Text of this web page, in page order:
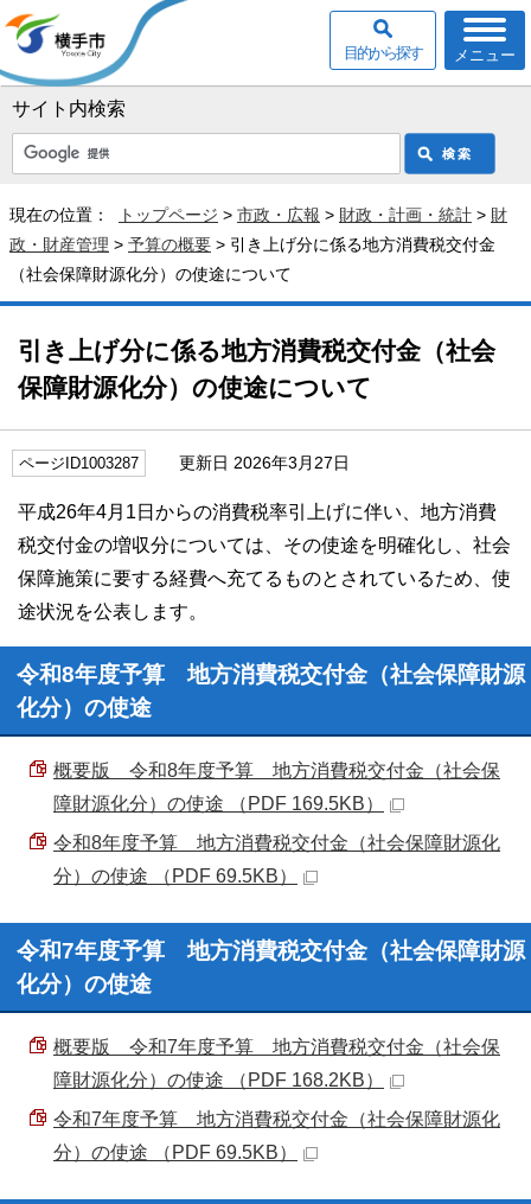
サイト内検索
メニュー
目的から探す
現在の位置： トップページ > 市政・広報 > 財政・計画・統計 > 財
政・財産管理 > 予算の概要 > 引き上げ分に係る地方消費税交付金
（社会保障財源化分）の使途について
引き上げ分に係る地方消費税交付金（社会
保障財源化分）の使途について
ページID1003287 更新日 2026年3月27日
平成26年4月1日からの消費税率引上げに伴い、地方消費
税交付金の増収分については、その使途を明確化し、社会
保障施策に要する経費へ充てるものとされているため、使
途状況を公表します。
令和8年度予算 地方消費税交付金（社会保障財源
化分）の使途
概要版 令和8年度予算 地方消費税交付金（社会保
障財源化分）の使途 （PDF 169.5KB）
令和8年度予算 地方消費税交付金（社会保障財源化
分）の使途 （PDF 69.5KB）
令和7年度予算 地方消費税交付金（社会保障財源
化分）の使途
概要版 令和7年度予算 地方消費税交付金（社会保
障財源化分）の使途 （PDF 168.2KB）
令和7年度予算 地方消費税交付金（社会保障財源化
分）の使途 （PDF 69.5KB）